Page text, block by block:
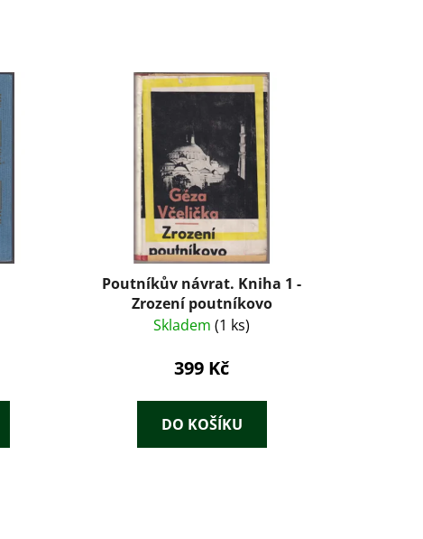
Poutníkův návrat. Kniha 1 -
Zrození poutníkovo
Skladem(1 ks)
399 Kč
DO KOŠÍKU